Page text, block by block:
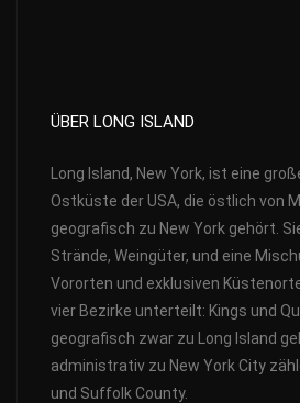
ÜBER LONG ISLAND
Long Island, New York, ist eine
Ostküste der USA, die östlich von
geografisch zu New York gehört.
Strände, Weingüter, und eine
Vororten und exklusiven
vier Bezirke unterteilt: Kings und
geografisch zwar zu Long Island
administrativ zu New York City
und Suffolk County.